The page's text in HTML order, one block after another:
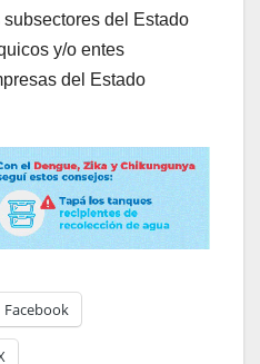
del Estado
y/o entes
del Estado
Facebook